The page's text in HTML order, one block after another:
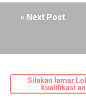
« Next Post
Silakan lamar
kualifikasi